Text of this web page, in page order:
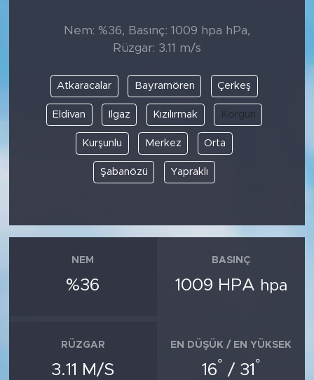
Nem: %36, Basınç: 1009 hpa hPa,
Rüzgar: 3.11 m/s
Atkaracalar Bayramören Çerkeş
Eldivan Ilgaz Kızılırmak Korgun
Kurşunlu Merkez Orta
Şabanözü Yapraklı
NEM
%36
BASINÇ
1009 HPA hpa
RÜZGAR
3.11 M/S
EN DÜŞÜK / EN YÜKSEK
16° / 31 °